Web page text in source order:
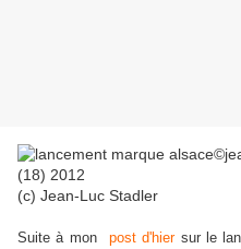
(c) Jean-Luc Stadler
Suite à mon post d'hiersur le